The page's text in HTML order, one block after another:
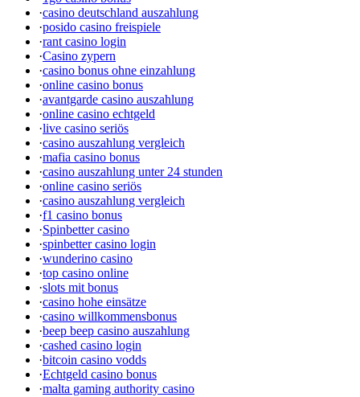
·casino deutschland auszahlung
·posido casino freispiele
·rant casino login
·Casino zypern
·casino bonus ohne einzahlung
·online casino bonus
·avantgarde casino auszahlung
·online casino echtgeld
·live casino seriös
·casino auszahlung vergleich
·mafia casino bonus
·casino auszahlung unter 24 stunden
·online casino seriös
·casino auszahlung vergleich
·f1 casino bonus
·Spinbetter casino
·spinbetter casino login
·wunderino casino
·top casino online
·slots mit bonus
·casino hohe einsätze
·casino willkommensbonus
·beep beep casino auszahlung
·cashed casino login
·bitcoin casino vodds
·Echtgeld casino bonus
·malta gaming authority casino